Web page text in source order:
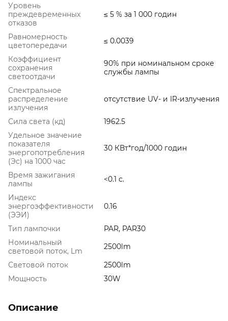
Уровень
преждевременных
отказов
≤ 5 % за 1 000 годин
Равномерность
цветопередачи
≤ 0.0039
Коэффициент
сохранения
светоотдачи
90% при номинальном сроке
службы лампы
Спектральное
распределение
излучения
отсутствие UV- и IR-излучения
Сила света (кд)
1962.5
Удельное значение
показателя
энергопотребления
(Эс) на 1000 час
30 КВт*год/1000 годин
Время зажигания
лампы
<0.1 с.
Индекс
энергоэффективности
(ЭЭИ)
0.16
Тип лампочки
PAR, PAR30
Номинальный
световой поток, Lm
2500lm
Световой поток
2500lm
Мощность
30W
Описание